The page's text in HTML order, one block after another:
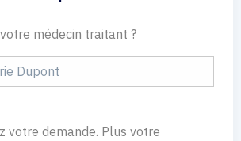
médecin traitant ?
votre demande. Plus votre